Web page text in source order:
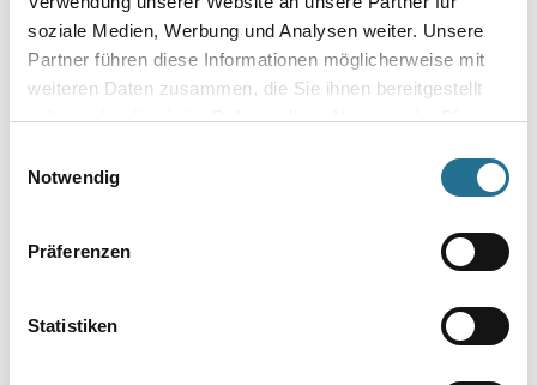
soziale Medien, Werbung und Analysen weiter. Unsere
Partner führen diese Informationen möglicherweise mit
weiteren Daten zusammen, die Sie ihnen bereitgestellt
haben oder die sie im Rahmen Ihrer Nutzung der Dienste
Notwendig
Präferenzen
Statistiken
Zur Weißware